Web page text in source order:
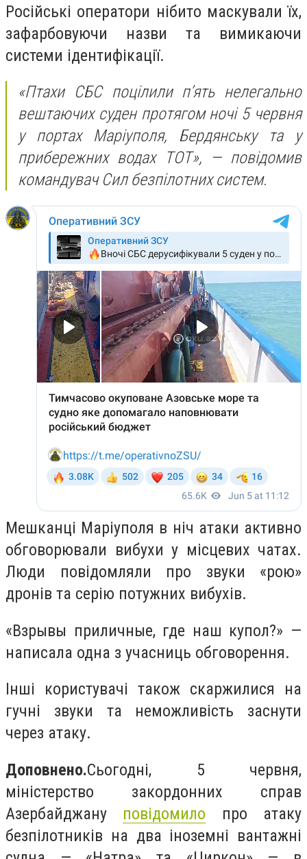
Російські оператори нібито маскували їх,
зафарбовуючи назви та вимикаючи
системи ідентифікації.
«Птахи СБС поцілили пʼять нелегально
вештаючих суден протягом ночі 5 червня
у портах Маріуполя, Бердянську та у
прибережних водах ТОТ», — повідомив
командувач Сил безпілотних систем.
Мешканці Маріуполя в ніч атаки активно
обговорювали вибухи у місцевих чатах.
Люди повідомляли про звуки «рою»
дронів та серію потужних вибухів.
«Взрывы приличные, где наш купол?» —
написала одна з учасниць обговорення.
Інші користувачі також скаржилися на
гучні звуки та неможливість заснути
через атаку.
Доповнено.Сьогодні, 5 червня,
міністерство закордонних справ
Азербайджану повідомило про атаку
безпілотників на два іноземні вантажні